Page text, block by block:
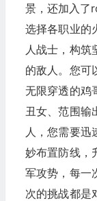
景，还加入了
选择各职业的
人战士，构
的敌人。您可
无限穿透的鸡
丑女、范围输
人，您需要
妙布置防线，
军攻势，每一
次的挑战都是